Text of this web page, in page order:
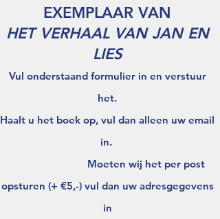
EXEMPLAAR VAN
HET VERHAAL VAN JAN EN
LIES
Vul onderstaand formulier in en verstuur
het.
Haalt u het boek op, vul dan alleen uw email
in.
Moeten wij het per post
opsturen (+ €5,-) vul dan uw adresgegevens
in